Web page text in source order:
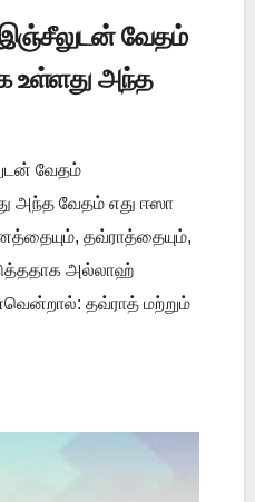
வேதம்
உள்ளது அந்த
வேதம்
அந்த வேதம் எது ஈஸா
தவ்ராத்தையும்,
அல்லாஹ்
தவ்ராத் மற்றும்